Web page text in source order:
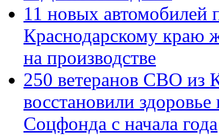
11 новых автомобилей
Краснодарскому краю
на производстве
250 ветеранов СВО из
восстановили
Соцфонда с начала года